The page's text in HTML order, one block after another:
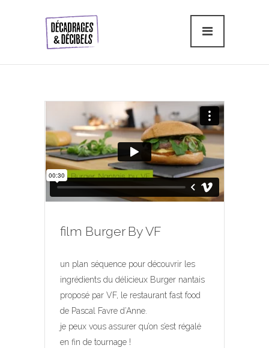
film Burger By VF
un plan séquence pour découvrir les
ingrédients du délicieux Burger nantais
proposé par VF, le restaurant fast food
de Pascal Favre d’Anne.
je peux vous assurer qu’on s’est régalé
en fin de tournage !